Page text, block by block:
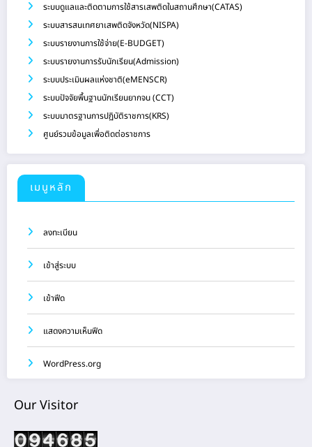
ระบบดูแลและติดตามการใช้สารเสพติดในสถานศึกษา(CATAS)
ระบบสารสนเทศยาเสพติดจังหวัด(NISPA)
ระบบรายงานการใช้จ่าย(E-BUDGET)
ระบบรายงานการรับนักเรียน(Admission)
ระบบประเมินผลแห่งชาติ(eMENSCR)
ระบบปัจจัยพื้นฐานนักเรียนยากจน (CCT)
ระบบมาตรฐานการปฏิบัติราชการ(KRS)
ศูนย์รวมข้อมูลเพื่อติดต่อราชการ
เมนูหลัก
ลงทะเบียน
เข้าสู่ระบบ
เข้าฟีด
แสดงความเห็นฟีด
WordPress.org
Our Visitor